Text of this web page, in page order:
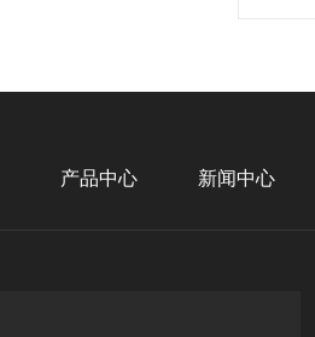
产品中心 新闻中心